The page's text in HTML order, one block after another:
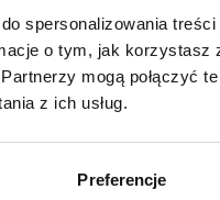
spersonalizowania
o tym, jak korzystasz
mogą połączyć
z ich usług.
Preferencje